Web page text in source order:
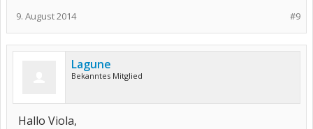
#9
9. August 2014
Lagune
Bekanntes Mitglied
Hallo Viola,